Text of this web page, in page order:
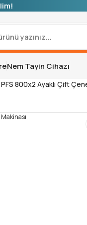
Nem Tayin Cihazı
PFS 800x2 Ayaklı Çift